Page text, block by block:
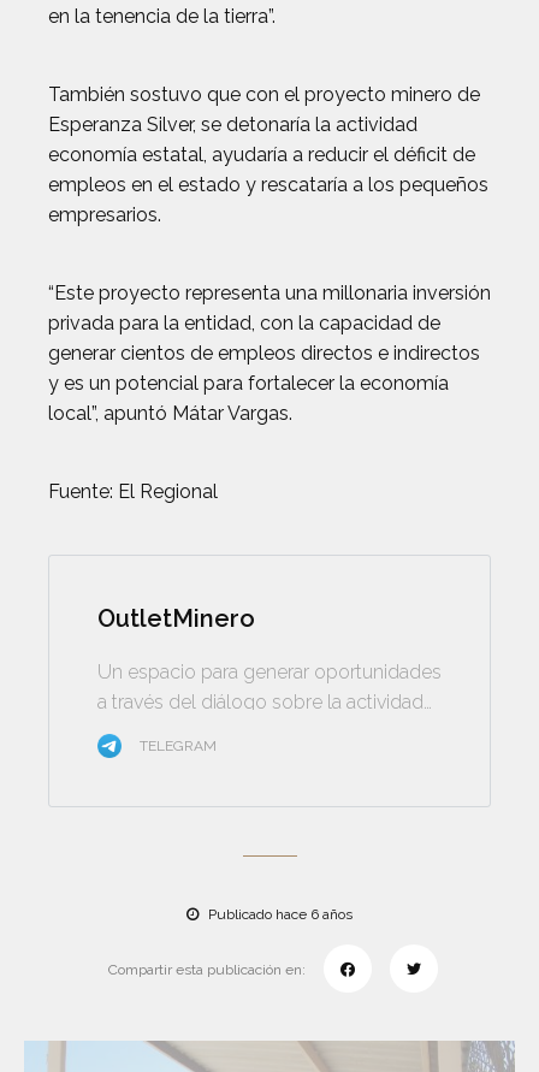
en la tenencia de la tierra”.
También sostuvo que con el proyecto minero de
Esperanza Silver, se detonaría la actividad
economía estatal, ayudaría a reducir el déficit de
empleos en el estado y rescataría a los pequeños
empresarios.
“Este proyecto representa una millonaria inversión
privada para la entidad, con la capacidad de
generar cientos de empleos directos e indirectos
y es un potencial para fortalecer la economía
local”, apuntó Mátar Vargas.
Fuente: El Regional
OutletMinero
Un espacio para generar oportunidades
a través del diálogo sobre la actividad
minera
TELEGRAM
Publicado hace 6 años
Compartir esta publicación en: